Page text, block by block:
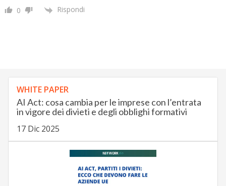
0 Rispondi
WHITE PAPER
AI Act: cosa cambia per le imprese con l’entrata
in vigore dei divieti e degli obblighi formativi
17 Dic 2025